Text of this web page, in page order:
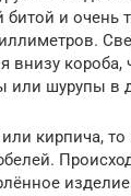
битой и очень
внизу короба,
или шурупы в
кирпича, то
изделие